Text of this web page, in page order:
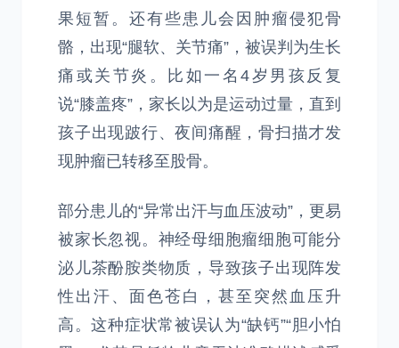
果短暂。还有些患儿会因肿瘤侵犯骨
骼，出现“腿软、关节痛”，被误判为生长
痛或关节炎。比如一名4岁男孩反复
说“膝盖疼”，家长以为是运动过量，直到
孩子出现跛行、夜间痛醒，骨扫描才发
现肿瘤已转移至股骨。
部分患儿的“异常出汗与血压波动”，更易
被家长忽视。神经母细胞瘤细胞可能分
泌儿茶酚胺类物质，导致孩子出现阵发
性出汗、面色苍白，甚至突然血压升
高。这种症状常被误认为“缺钙”“胆小怕